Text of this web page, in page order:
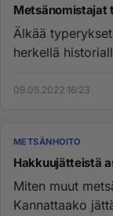
Metsänomistajat
Älkää
herkellä
09.05.2022 16:23
METSÄNHOITO
Hakkuujätteistä
Miten muut
Kannattaako